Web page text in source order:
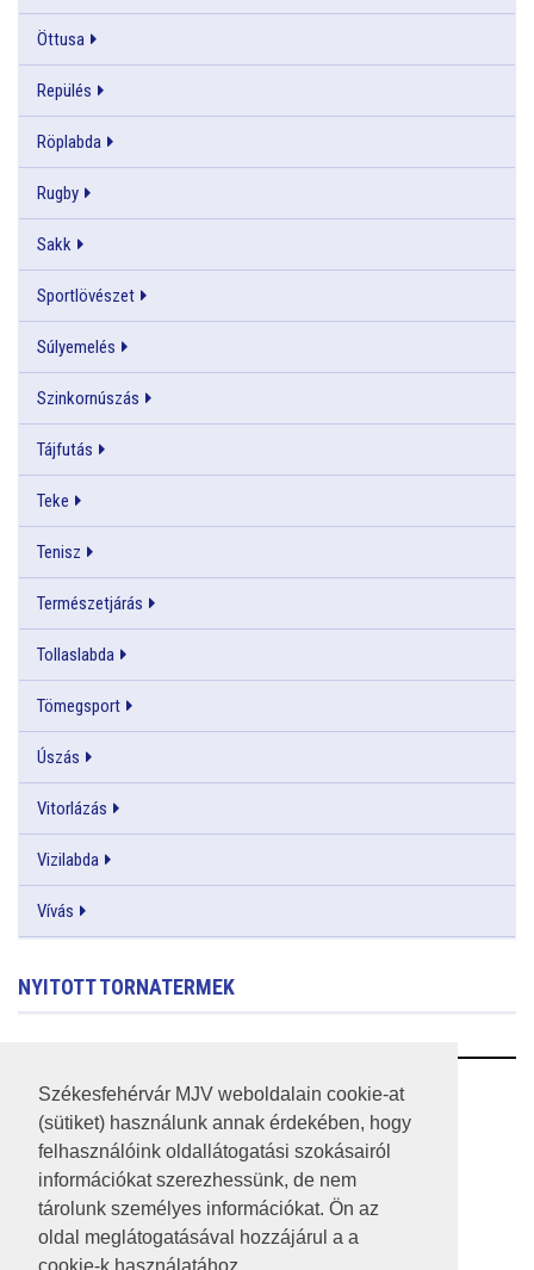
Székesfehérvár MJV weboldalain cookie-at
(sütiket) használunk annak érdekében, hogy
felhasználóink oldallátogatási szokásairól
információkat szerezhessünk, de nem
tárolunk személyes információkat. Ön az
oldal meglátogatásával hozzájárul a a
Öttusa
Repülés
Röplabda
Rugby
Sakk
Sportlövészet
Súlyemelés
Szinkornúszás
Tájfutás
Teke
Tenisz
Természetjárás
Tollaslabda
Tömegsport
Úszás
Vitorlázás
Vizilabda
Vívás
NYITOTT TORNATERMEK
RSS
A HONLAP 2017.03.31-I ÁLLAPOTA
JOGI NYILATKOZAT
IMPRESSZUM